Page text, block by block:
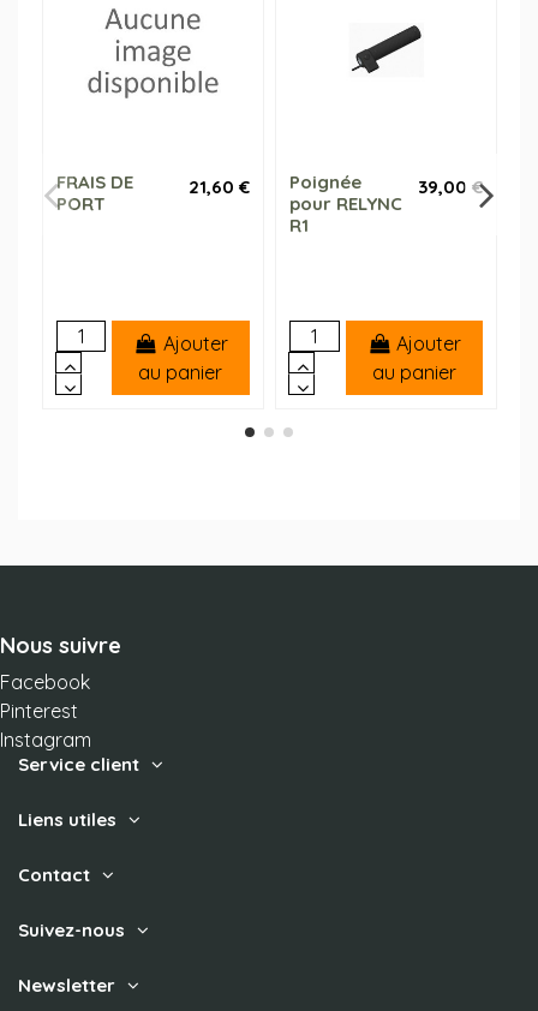
FRAIS DE
PORT
21,60 €
Ajouter
au panier
Poignée
pour RELYNC
R1
39,00 €
Ajouter
au panier
Nous suivre
Facebook
Pinterest
Instagram
Service client
Liens utiles
Contact
Suivez-nous
Newsletter